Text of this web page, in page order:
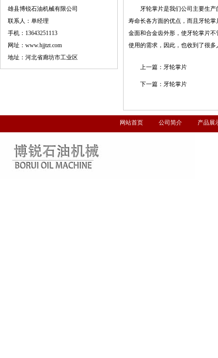
牙轮掌片是我们公司主要生
寿命长各方面的优点，而且牙轮
金面和合金齿外形，使牙轮掌片
使用的需求，因此，也收到了很
上一篇： 牙轮掌片
下一篇： 牙轮掌片
雄县博锐石油机械有限公司
联系人：单经理
手机：13643251113
网址：www.hjjtzt.com
地址：河北省廊坊市工业区
网站首页 公司简介 产品展